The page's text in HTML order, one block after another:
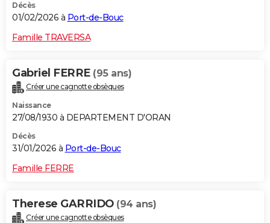
Décès
01/02/2026 à Port-de-Bouc
Famille TRAVERSA
Gabriel FERRE (95 ans)
Créer une cagnotte obsèques
Naissance
27/08/1930 à DEPARTEMENT D'ORAN
Décès
31/01/2026 à Port-de-Bouc
Famille FERRE
Therese GARRIDO (94 ans)
Créer une cagnotte obsèques